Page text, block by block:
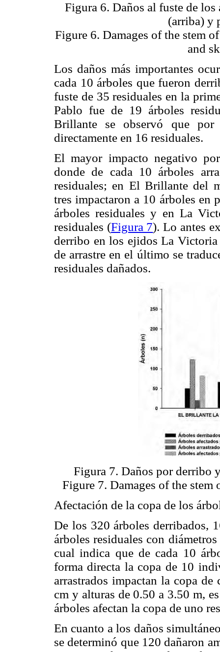
Figura 6. Daños al fuste de
(arriba) y
Figure 6. Damages of the stem
and
Los daños más importantes
cada 10 árboles que fueron
fuste de 35 residuales en la
Pablo fue de 19 árboles
Brillante se observó que por
directamente en 16 residuales.
El mayor impacto negativo
donde de cada 10 árboles
residuales; en El Brillante del
tres impactaron a 10 árboles en
árboles residuales y en La
residuales (Figura 7). Lo antes
derribo en los ejidos La
de arrastre en el último se
residuales dañados.
Figura 7. Daños por derribo
Figure 7. Damages of the
Afectación de la copa de los
De los 320 árboles derribados,
árboles residuales con
cual indica que de cada 10
forma directa la copa de 10
arrastrados impactan la copa
cm y alturas de 0.50 a 3.50 m,
árboles afectan la copa de uno
En cuanto a los daños
se determinó que 120 dañaron